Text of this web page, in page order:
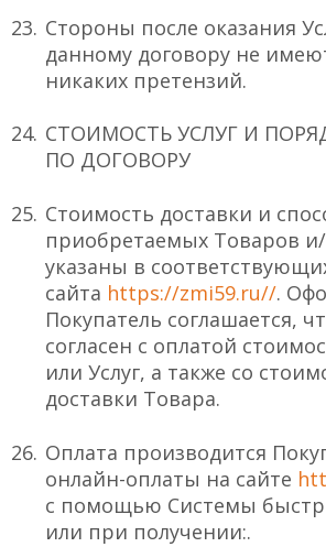
Стороны после оказания
данному договору не
никаких претензий.
СТОИМОСТЬ УСЛУГ И
ПО ДОГОВОРУ
Стоимость доставки и
приобретаемых Товаров и/
указаны в
сайта https://zmi59.ru//.
Покупатель соглашается,
согласен с оплатой
или Услуг, а также со
доставки Товара.
Оплата производится
онлайн-оплаты на сайте
с помощью Системы
или при получении:.